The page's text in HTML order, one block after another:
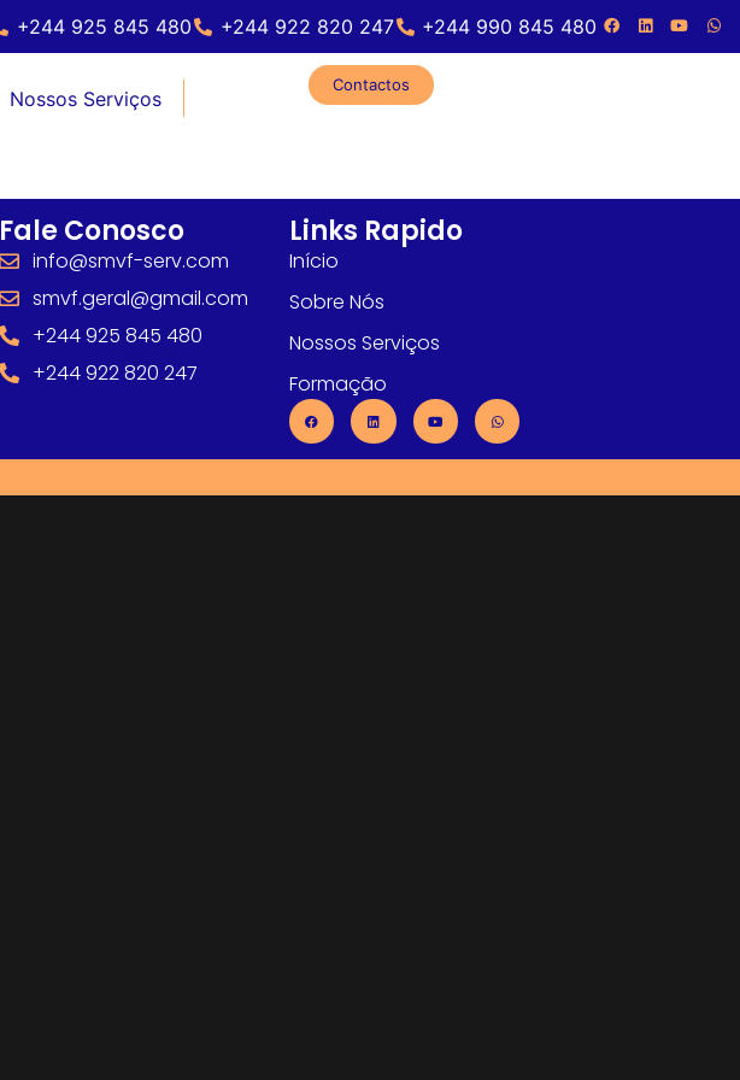
+244 925 845 480 +244 922 820 247 +244 990 845 480
Contactos
Nossos Serviços
Fale Conosco
info@smvf-serv.com
smvf.geral@gmail.com
+244 925 845 480
+244 922 820 247
Links Rapido
Início
Sobre Nós
Nossos Serviços
Formação